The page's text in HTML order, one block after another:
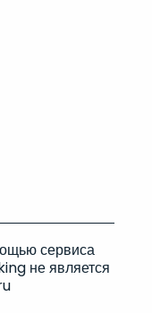
сервиса
не является